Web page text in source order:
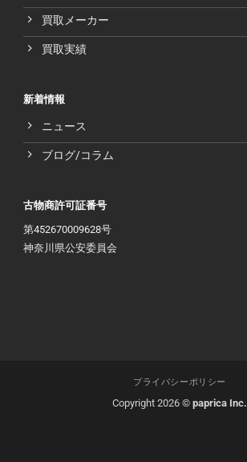
買取メーカー
買取実績
新着情報
ニュース
ブログ/コラム
古物商許可証番号
第452670009628号
神奈川県公安委員会
プライバシーポリシー
Copyright 2026 © paprica Inc.